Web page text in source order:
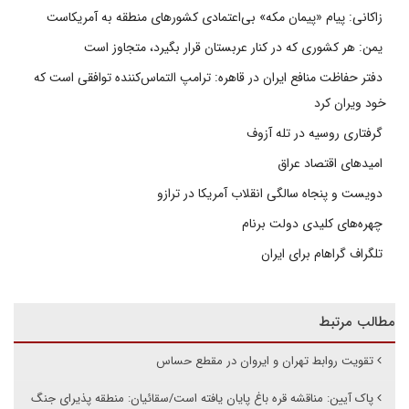
زاکانی: پیام «پیمان مکه» بی‌اعتمادی کشورهای منطقه به آمریکاست
یمن: هر کشوری که در کنار عربستان قرار بگیرد، متجاوز است
دفتر حفاظت منافع ایران در قاهره: ترامپ التماس‌کننده توافقی است که
خود ویران کرد
گرفتاری روسیه در تله آزوف
امیدهای اقتصاد عراق
دویست و پنجاه سالگی انقلاب آمریکا در ترازو
چهره‌های کلیدی دولت برنام
تلگراف گراهام برای ایران
مطالب مرتبط
تقویت روابط تهران و ایروان در مقطع حساس
پاک آیین: مناقشه قره باغ پایان یافته است/سقائیان: منطقه پذیرای جنگ